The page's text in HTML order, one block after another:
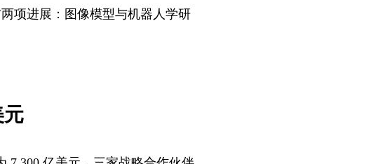
两项进展：图像模型与机器人学研
元